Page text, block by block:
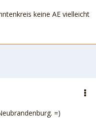
keine AE vielleicht
=)